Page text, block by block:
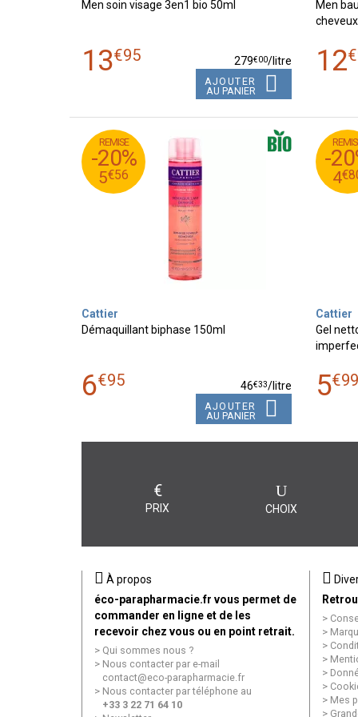
Men soin visage 3en1 bio 50ml
13€95 279€00/litre
AJOUTER
AU PANIER
Men
12€
REMISE
-20%
5€56
6
€
95
5
€
56
Cattier
Démaquillant biphase 150ml
6€95 46€33/litre
AJOUTER
AU PANIER
-
4€
€
99
€
80
Cattier
Gel
5€99
€
PRIX CHOIX
À propos
éco-parapharmacie.fr vous permet de
commander en ligne et de les
recevoir chez vous ou en point retrait.
Qui sommes nous ?
Nous contacter par e-mail
contact@eco-parapharmacie.fr
Nous contacter par téléphone au
+33 3 22 71 64 10
Mes